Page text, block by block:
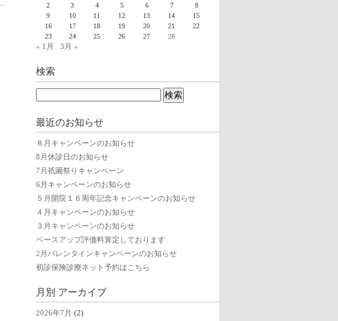
2
3 4 5 6 7
8
9
10 11 12 13 14
15
16
17 18 19 20 21
22
23
24 25 26 27 28
« 1月 3月 »
検索
最近のお知らせ
８月キャンペーンのお知らせ
8月休診日のお知らせ
7月祇園祭りキャンペーン
6月キャンペーンのお知らせ
５月開院１６周年記念キャンペーンのお知らせ
４月キャンペーンのお知らせ
３月キャンペーンのお知らせ
ベースアップ評価料算定しております
2月バレンタインキャンペーンのお知らせ
初診保険診療ネット予約はこちら
月別 アーカイブ
2026年7月 (2)